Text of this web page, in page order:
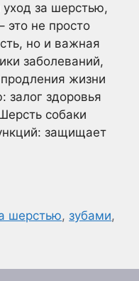
за шерстью,
это не просто
но и важная
заболеваний,
жизни
залог здоровья
собаки
защищает
шерстью, зубами,